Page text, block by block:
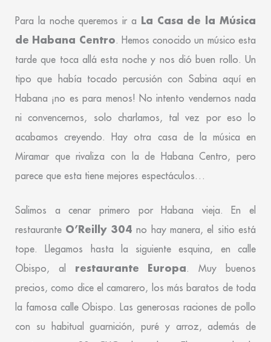
Para la noche queremos ir a La Casa de la Música
de Habana Centro. Hemos conocido un músico esta
tarde que toca allá esta noche y nos dió buen rollo. Un
tipo que había tocado percusión con Sabina aquí en
Habana ¡no es para menos! No intento vendernos nada
ni convencernos, solo charlamos, tal vez por eso lo
acabamos creyendo. Hay otra casa de la música en
Miramar que rivaliza con la de Habana Centro, pero
parece que esta tiene mejores espectáculos…
Salimos a cenar primero por Habana vieja. En el
restaurante O’Reilly 304 no hay manera, el sitio está
tope. Llegamos hasta la siguiente esquina, en calle
Obispo, al restaurante Europa. Muy buenos
precios, como dice el camarero, los más baratos de toda
la famosa calle Obispo. Las generosas raciones de pollo
con su habitual guarnición, puré y arroz, además de